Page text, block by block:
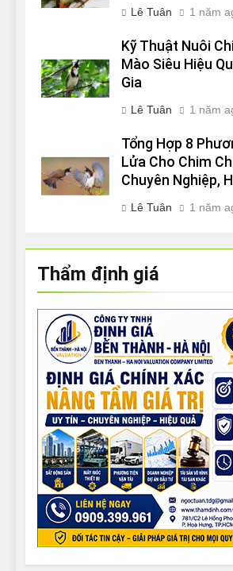
Lê Tuân 1 năm
Kỹ Thuật Nuôi
Mào Siêu Hiệu
Gia
Lê Tuân 1 năm
Tổng Hợp 8
Lửa Cho Chim
Chuyên Nghiệp,
Lê Tuân 1 năm
Thẩm định giá